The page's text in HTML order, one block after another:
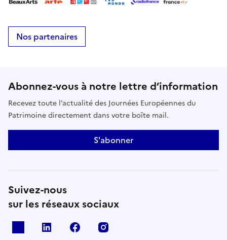
Nos partenaires
Abonnez-vous à notre lettre d’information
Recevez toute l’actualité des Journées Européennes du
Patrimoine directement dans votre boîte mail.
S'abonner
Suivez-nous
sur les réseaux sociaux
Linkedin Facebook